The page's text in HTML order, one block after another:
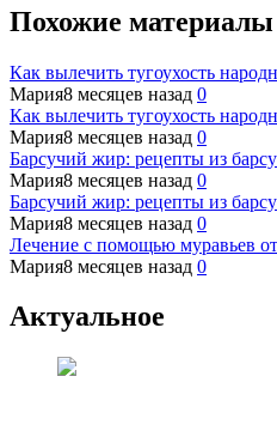
Похожие материалы
Как вылечить тугоухость
Мария8 месяцев назад 0
Как вылечить тугоухость
Мария8 месяцев назад 0
Барсучий жир: рецепты из
Мария8 месяцев назад 0
Барсучий жир: рецепты из
Мария8 месяцев назад 0
Лечение с помощью муравьев от
Мария8 месяцев назад 0
Актуальное